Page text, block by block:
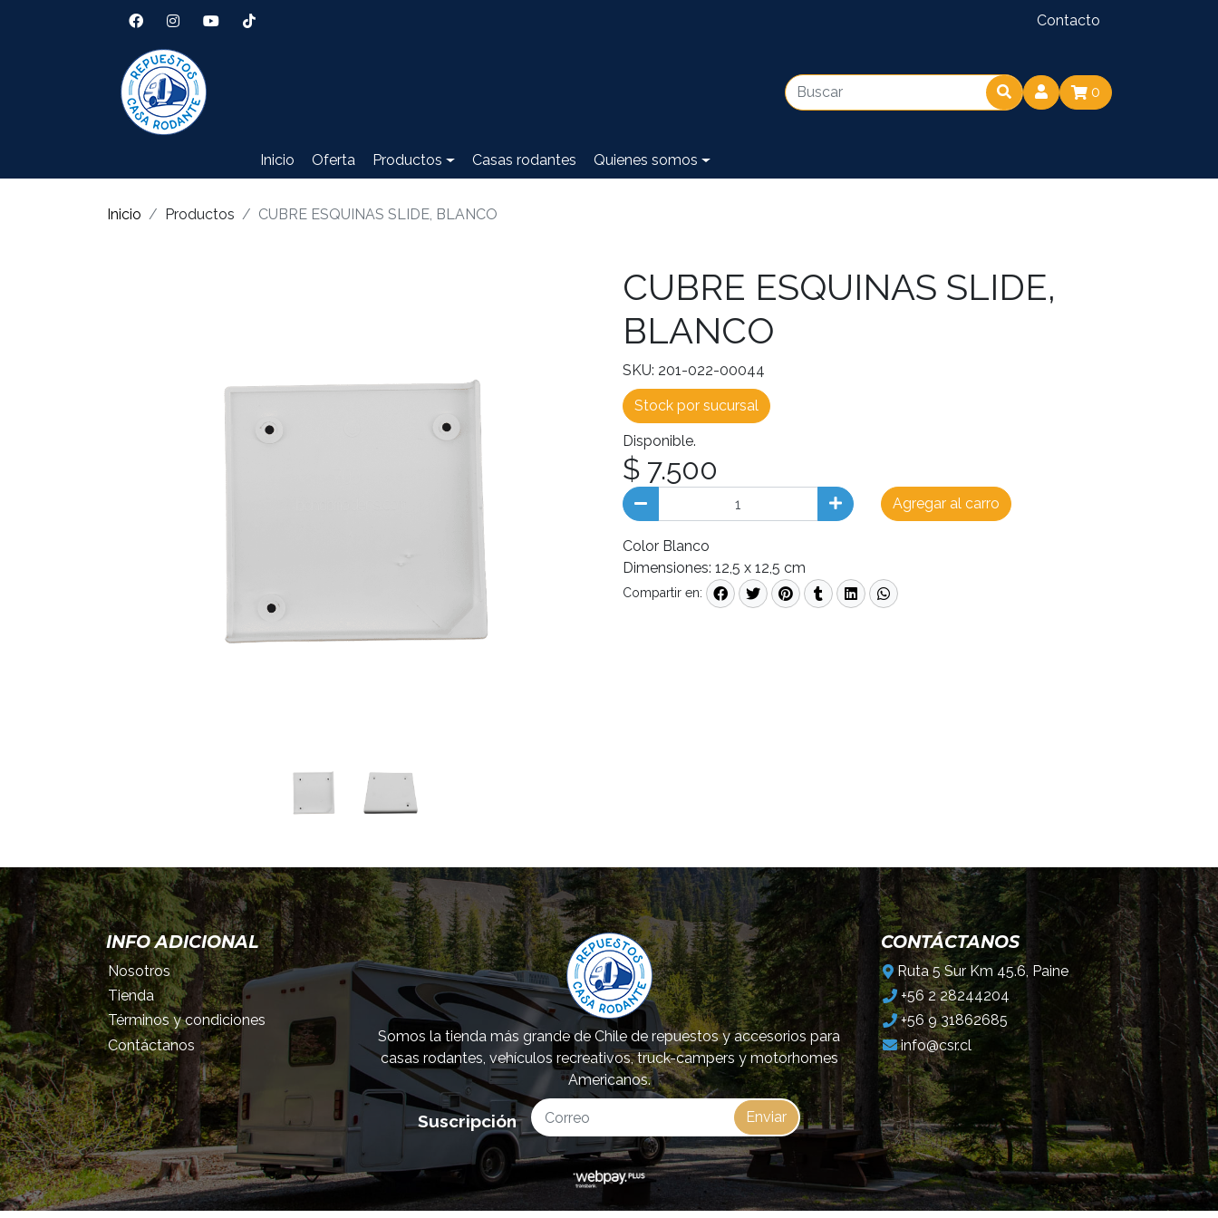
Contacto
0
Inicio Oferta Productos Casas rodantes Quienes somos
Inicio Productos CUBRE ESQUINAS SLIDE, BLANCO
CUBRE ESQUINAS SLIDE,
BLANCO
SKU: 201-022-00044
Stock por sucursal
Disponible.
$ 7.500
Agregar al carro
Color Blanco
Dimensiones: 12,5 x 12,5 cm
Compartir en:
INFO ADICIONAL
Nosotros
Tienda
Términos y condiciones
Contáctanos
Somos la tienda más grande de Chile de repuestos y accesorios para
casas rodantes, vehículos recreativos, truck-campers y motorhomes
Americanos.
CONTÁCTANOS
Ruta 5 Sur Km 45.6, Paine
+56 2 28244204
+56 9 31862685
info@csr.cl
Suscripción Enviar